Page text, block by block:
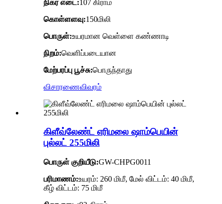
நிகர எடை:107 கிராம்
கொள்ளளவு:150மிலி
பொருள்:உயரமான வெள்ளை கண்ணாடி
நிறம்:வெளிப்படையான
மேற்பரப்பு பூச்சு:பொருந்தாது
விசாரணைவிவரம்
கிளீவ்லேண்ட் எரிமலை ஷாம்பெயின்
புல்லட் 255மிலி
பொருள் குறியீடு:GW-CHPG0011
பரிமாணம்:உயரம்: 260 மிமீ, மேல் விட்டம்: 40 மிமீ,
கீழ் விட்டம்: 75 மிமீ